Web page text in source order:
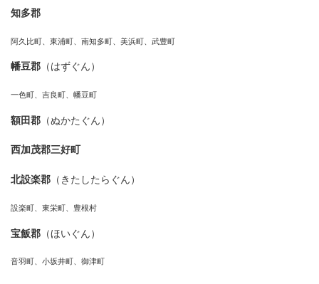
知多郡
阿久比町、東浦町、南知多町、美浜町、武豊町
幡豆郡 （はずぐん）
一色町、吉良町、幡豆町
額田郡 （ぬかたぐん）
西加茂郡三好町
北設楽郡 （きたしたらぐん）
設楽町、東栄町、豊根村
宝飯郡 （ほいぐん）
音羽町、小坂井町、御津町